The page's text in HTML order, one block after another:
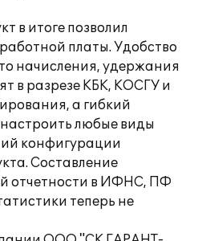
в итоге позволил
платы. Удобство
начисления, удержания
в разрезе КБК, КОСГУ и
а гибкий
любые виды
конфигурации
Составление
отчетности в ИФНС, ПФ
теперь не